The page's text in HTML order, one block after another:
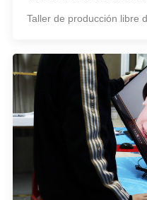
Taller de producción libre